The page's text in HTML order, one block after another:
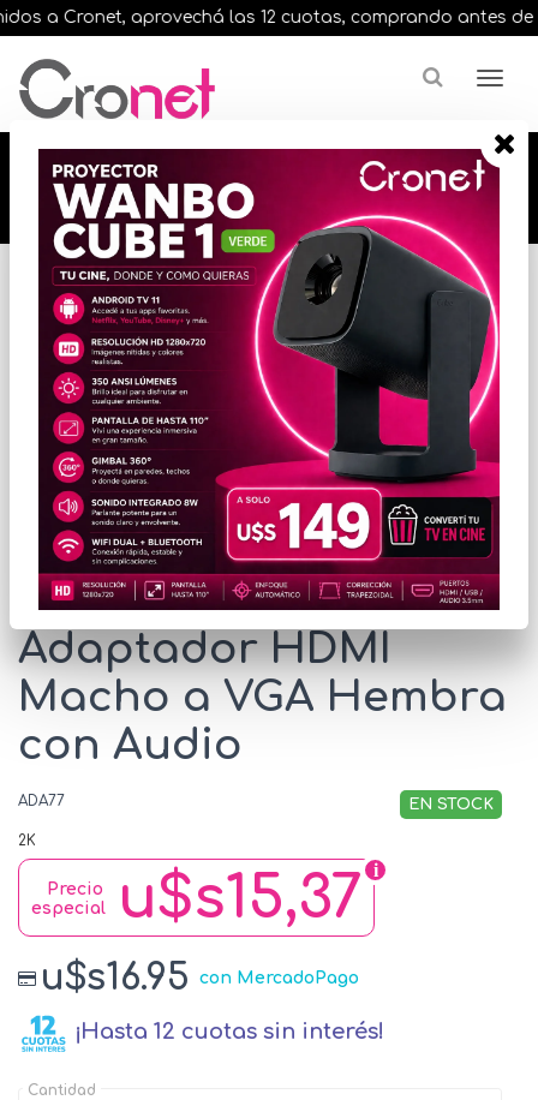
a Cronet, aprovechá las 12 cuotas, comprando antes de
🔥🔥🔥 12 cuotas, en todos nuestros artículos,
comprando antes de las 13 hrs. envíos en el
día 🔥🔥🔥
Inicio VARIOS INFORMATICA CABLES
* Las imágenes se exhiben con fines ilustrativos.
Adaptador HDMI
Macho a VGA Hembra
con Audio
ADA77 EN STOCK
2K
u$s15,37
Precio
especial
u$s16.95 con MercadoPago
¡Hasta 12 cuotas sin interés!
Cantidad